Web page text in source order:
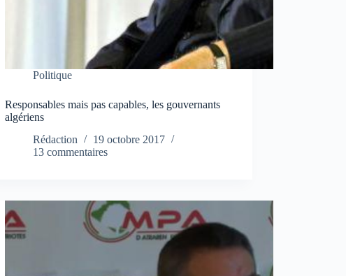
Politique
Responsables mais pas capables, les gouvernants
algériens
Rédaction
19 octobre 2017
13 commentaires